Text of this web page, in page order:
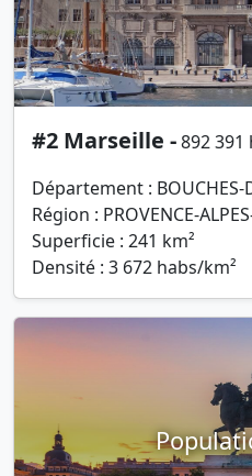
#2 Marseille -892
Département : BOUCHES-
Région : PROVENCE-
Superficie : 241 km²
Densité : 3 672 habs/km²